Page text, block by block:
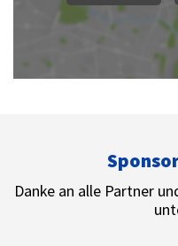
Danke an alle Partner